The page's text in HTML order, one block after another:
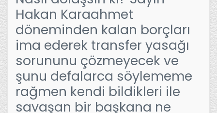
Hakan Karaahmet
döneminden kalan borçları
ima ederek transfer yasağı
sorununu çözmeyecek ve
şunu defalarca söylememe
rağmen kendi bildikleri ile
savaşan bir başkana ne